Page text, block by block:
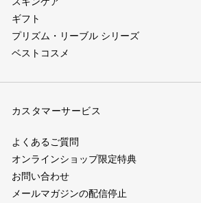
ギフト
プリズム・リーブル シリーズ
ベストコスメ
カスタマーサービス
よくあるご質問
オンラインショップ限定特典
お問い合わせ
メールマガジンの配信停止